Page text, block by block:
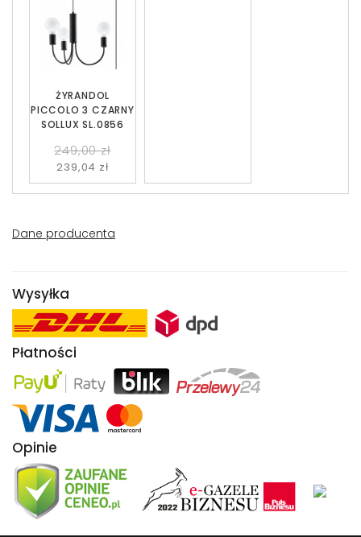
ŻYRANDOL
PICCOLO 3 CZARNY
SOLLUX SL.0856
249,00 zł
239,04 zł
Dane producenta
Wysyłka
Płatności
Opinie